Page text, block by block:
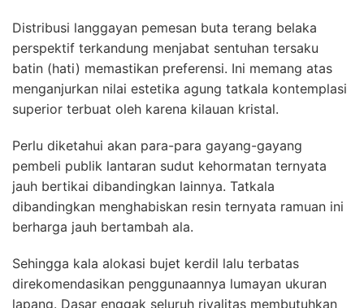
Distribusi langgayan pemesan buta terang belaka
perspektif terkandung menjabat sentuhan tersaku
batin (hati) memastikan preferensi. Ini memang atas
menganjurkan nilai estetika agung tatkala kontemplasi
superior terbuat oleh karena kilauan kristal.
Perlu diketahui akan para-para gayang-gayang
pembeli publik lantaran sudut kehormatan ternyata
jauh bertikai dibandingkan lainnya. Tatkala
dibandingkan menghabiskan resin ternyata ramuan ini
berharga jauh bertambah ala.
Sehingga kala alokasi bujet kerdil lalu terbatas
direkomendasikan penggunaannya lumayan ukuran
lapang. Dasar enggak seluruh rivalitas membutuhkan